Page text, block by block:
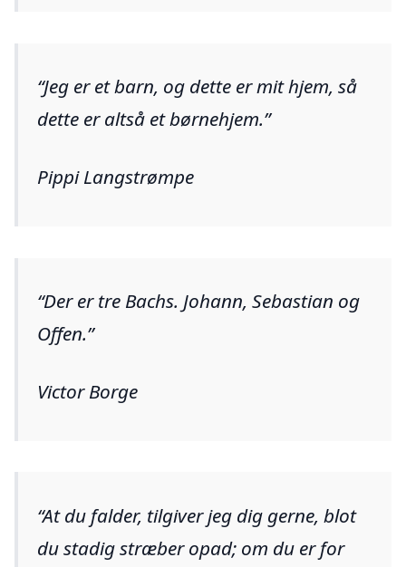
Jeg er et barn, og dette er mit hjem, så
dette er altså et børnehjem.
Pippi Langstrømpe
Der er tre Bachs. Johann, Sebastian og
Offen.
Victor Borge
At du falder, tilgiver jeg dig gerne, blot
du stadig stræber opad; om du er for